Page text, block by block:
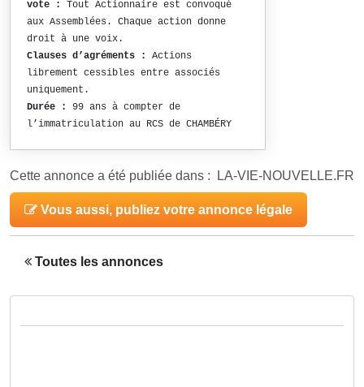
vote : Tout Actionnaire est convoqué
aux Assemblées. Chaque action donne
droit à une voix.
Clauses d’agréments :
Actions
librement cessibles entre associés
uniquement.
Durée :
99 ans à compter de
l’immatriculation au RCS de CHAMBÉRY
Cette annonce a été publiée dans : LA-VIE-NOUVELLE.FR
Vous aussi, publiez votre annonce légale
Toutes les annonces